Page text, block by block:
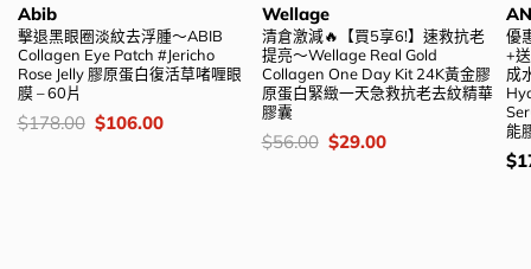
Abib
擊退黑眼圈淡紋去浮腫～ABIB
Collagen Eye Patch #Jericho
Rose Jelly 膠原蛋白復活草啫喱眼
膜 – 60片
價
$178.00 Original
$106.00Current
Wellage
清倉激減🔥【買5享6!】速救抗老
提亮～Wellage Real Gold
Collagen One Day Kit 24K黃金膠
原蛋白緊緻一天急救抗老去紋精華
膠囊
價
$56.00 Original
$29.00Current
優
+
成
能
價
$